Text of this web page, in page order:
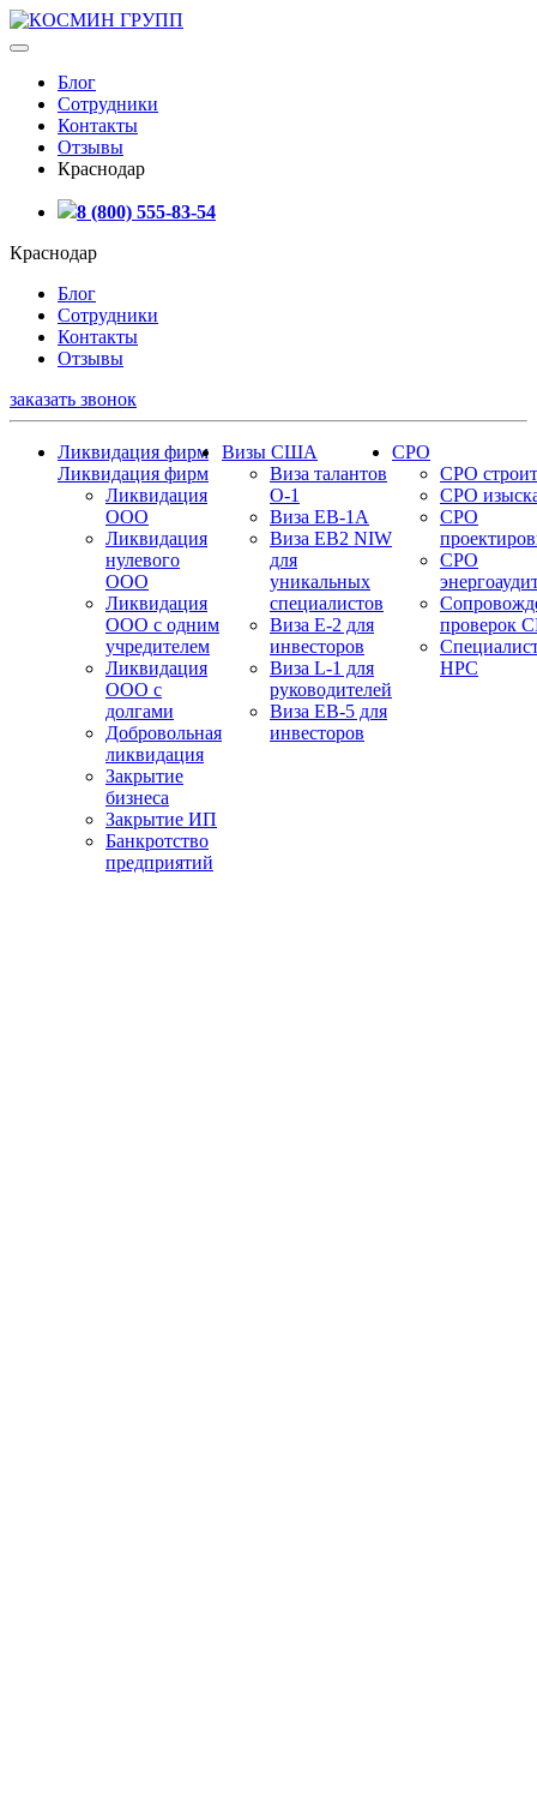
Блог
Сотрудники
Контакты
Отзывы
Краснодар
8 (800) 555-83-54
Краснодар
Блог
Сотрудники
Контакты
Отзывы
заказать звонок
Ликвидация фирм
Ликвидация фирм
Ликвидация
ООО
Ликвидация
нулевого
ООО
Ликвидация
ООО с одним
учредителем
Ликвидация
ООО с
долгами
Добровольная
ликвидация
Закрытие
бизнеса
Закрытие ИП
Банкротство
предприятий
Визы США
Виза талантов
О-1
Виза EB-1A
Виза EB2 NIW
для
уникальных
специалистов
Виза E-2 для
инвесторов
Виза L-1 для
руководителей
Виза EB-5 для
инвесторов
СРО
СРО
СРО
СРО
СРО
проверок
НРС